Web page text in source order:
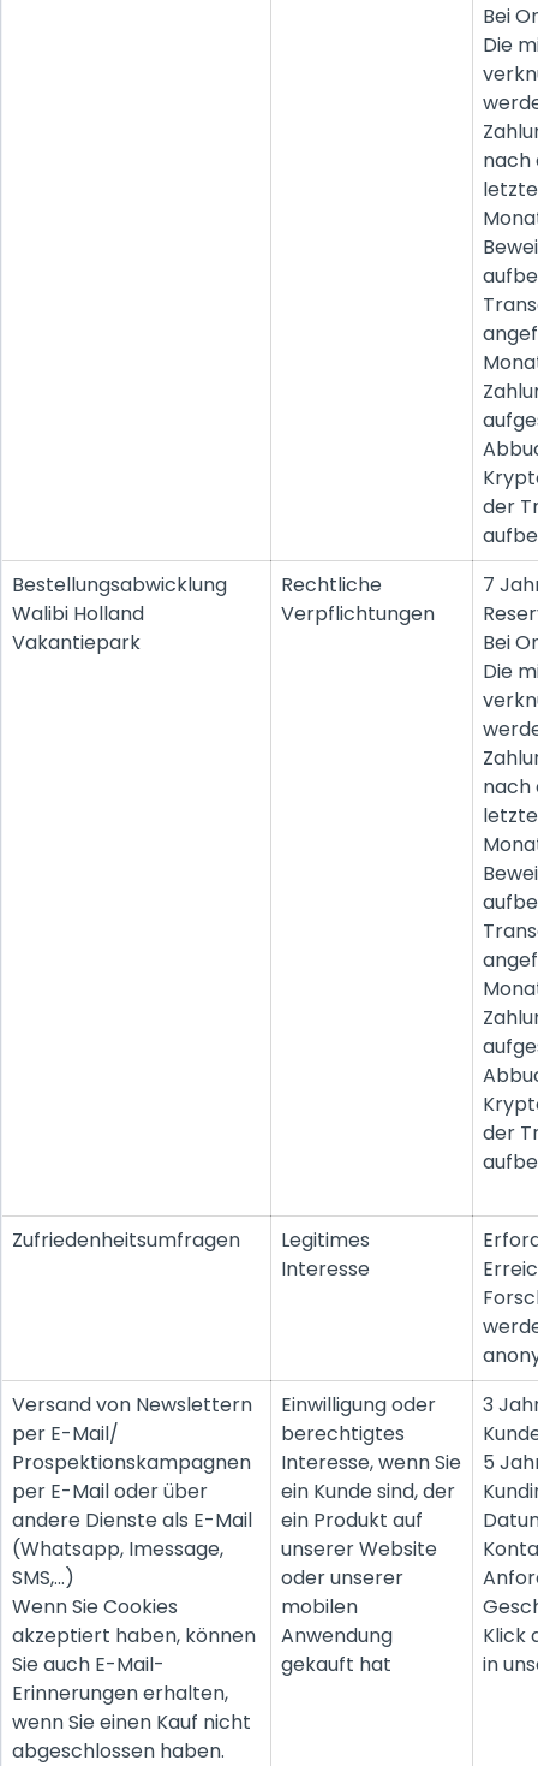
Bei
Die
nach
der
Bestellungsabwicklung
Walibi Holland
Vakantiepark
Rechtliche
Verpflichtungen
7
Bei
Die
nach
der
Zufriedenheitsumfragen
Legitimes
Interesse
Versand von Newslettern
per E-Mail/
Prospektionskampagnen
per E-Mail oder über
andere Dienste als E-Mail
(Whatsapp, Imessage,
SMS,...)
Wenn Sie Cookies
akzeptiert haben, können
Sie auch E-Mail-
Erinnerungen erhalten,
wenn Sie einen Kauf nicht
abgeschlossen haben.
Einwilligung oder
berechtigtes
Interesse, wenn Sie
ein Kunde sind, der
ein Produkt auf
unserer Website
oder unserer
mobilen
Anwendung
gekauft hat
3
5
Klick
in